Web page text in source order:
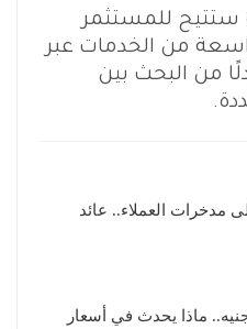
للمستثمر
من الخدمات عبر
من البحث بين
مدخرات العملاء.. عائد
21 يكسر حاجز الـ6000 جنيه.. ماذا يحدث في أسعار